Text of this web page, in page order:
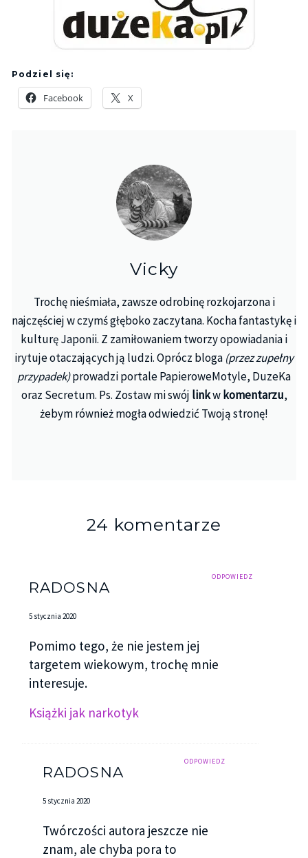
Podziel się:
Facebook X
Vicky
Trochę nieśmiała, zawsze odrobinę rozkojarzona i
najczęściej w czymś głęboko zaczytana. Kocha fantastykę i
kulturę Japonii. Z zamiłowaniem tworzy opowiadania i
irytuje otaczających ją ludzi. Oprócz bloga (przez zupełny
przypadek)prowadzi portale PapieroweMotyle, DuzeKa
oraz Secretum. Ps. Zostaw mi swój linkwkomentarzu,
żebym również mogła odwiedzić Twoją stronę!
24 komentarze
ODPOWIEDZ
RADOSNA
5 stycznia 2020
Pomimo tego, że nie jestem jej
targetem wiekowym, trochę mnie
interesuje.
Książki jak narkotyk
ODPOWIEDZ
RADOSNA
5 stycznia 2020
Twórczości autora jeszcze nie
znam, ale chyba pora to